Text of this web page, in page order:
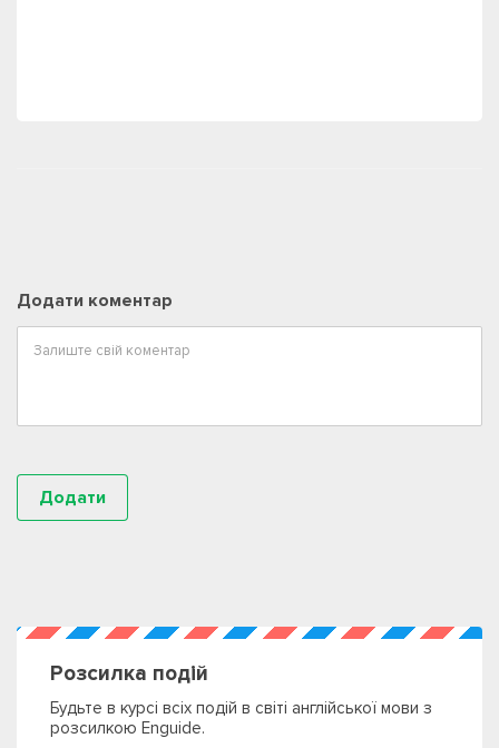
Додати коментар
Розсилка подій
Будьте в курсі всіх подій в світі англійської мови з
розсилкою Enguide.